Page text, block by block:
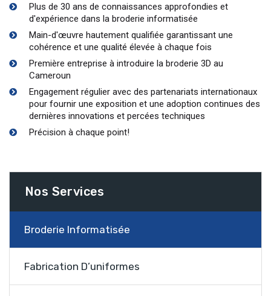
Nos Services
Broderie Informatisée
Fabrication D’uniformes
Plus de 30 ans de connaissances approfondies et
d'expérience dans la broderie informatisée
Main-d'œuvre hautement qualifiée garantissant une
cohérence et une qualité élevée à chaque fois
Première entreprise à introduire la broderie 3D au
Cameroun
Engagement régulier avec des partenariats internationaux
pour fournir une exposition et une adoption continues des
dernières innovations et percées techniques
Précision à chaque point!